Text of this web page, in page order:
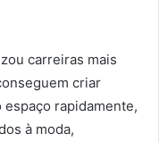
carreiras mais
criar
rapidamente,
à moda,